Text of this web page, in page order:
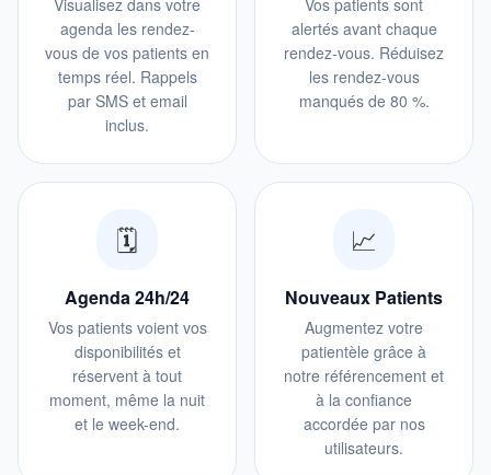
Visualisez dans votre
agenda les rendez-
vous de vos patients en
temps réel. Rappels
par SMS et email
inclus.
Vos patients sont
alertés avant chaque
rendez-vous. Réduisez
les rendez-vous
manqués de 80 %.
🗓️
Agenda 24h/24
Vos patients voient vos
disponibilités et
réservent à tout
moment, même la nuit
et le week-end.
📈
Nouveaux Patients
Augmentez votre
patientèle grâce à
notre référencement et
à la confiance
accordée par nos
utilisateurs.